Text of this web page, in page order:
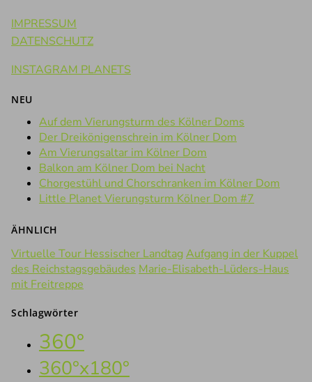
IMPRESSUM
DATENSCHUTZ
INSTAGRAM PLANETS
NEU
Auf dem Vierungsturm des Kölner Doms
Der Dreikönigenschrein im Kölner Dom
Am Vierungsaltar im Kölner Dom
Balkon am Kölner Dom bei Nacht
Chorgestühl und Chorschranken im Kölner Dom
Little Planet Vierungsturm Kölner Dom #7
ÄHNLICH
Virtuelle Tour Hessischer Landtag Aufgang in der Kuppel
des Reichstagsgebäudes Marie-Elisabeth-Lüders-Haus
mit Freitreppe
Schlagwörter
360°
360°x180°